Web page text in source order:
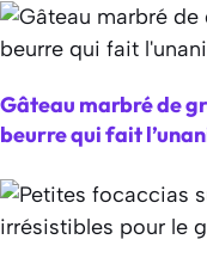
Gâteau marbré de
beurre qui fait